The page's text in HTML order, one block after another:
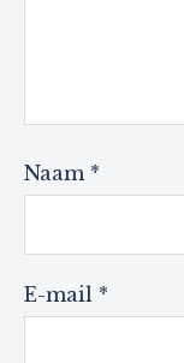
Naam *
E-mail *